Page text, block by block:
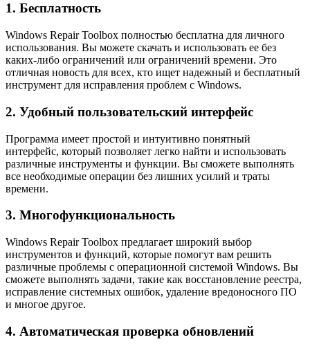
1. Бесплатность
Windows Repair Toolbox полностью бесплатна для личного
использования. Вы можете скачать и использовать ее без
каких-либо ограничений или ограничений времени. Это
отличная новость для всех, кто ищет надежный и бесплатный
инструмент для исправления проблем с Windows.
2. Удобный пользовательский интерфейс
Программа имеет простой и интуитивно понятный
интерфейс, который позволяет легко найти и использовать
различные инструменты и функции. Вы сможете выполнять
все необходимые операции без лишних усилий и траты
времени.
3. Многофункциональность
Windows Repair Toolbox предлагает широкий выбор
инструментов и функций, которые помогут вам решить
различные проблемы с операционной системой Windows. Вы
сможете выполнять задачи, такие как восстановление реестра,
исправление системных ошибок, удаление вредоносного ПО
и многое другое.
4. Автоматическая проверка обновлений